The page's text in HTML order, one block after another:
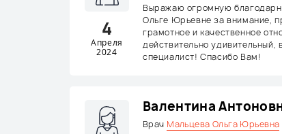
4
Апреля
2024
Выражаю огромную
Ольге Юрьевне за внимание,
грамотное и качественное
действительно удивительный,
специалист! Спасибо Вам!
Валентина
Врач Мальцева Ольга Юрьевна